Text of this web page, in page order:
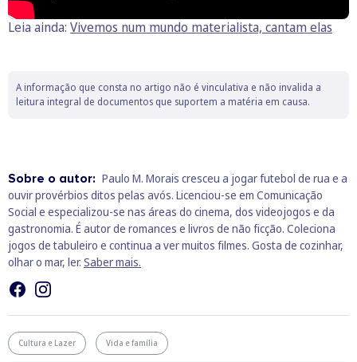
Leia ainda: Vivemos num mundo materialista, cantam elas
A informação que consta no artigo não é vinculativa e não invalida a
leitura integral de documentos que suportem a matéria em causa.
Sobre o autor: Paulo M. Morais cresceu a jogar futebol de rua e a
ouvir provérbios ditos pelas avós. Licenciou-se em Comunicação
Social e especializou-se nas áreas do cinema, dos videojogos e da
gastronomia. É autor de romances e livros de não ficção. Coleciona
jogos de tabuleiro e continua a ver muitos filmes. Gosta de cozinhar,
olhar o mar, ler. Saber mais.
Cultura e Lazer Vida e família